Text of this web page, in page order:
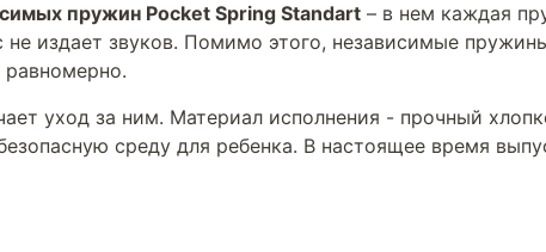
пружин Pocket Spring Standart – в нем каждая
издает звуков. Помимо этого, независимые
равномерно.
уход за ним. Материал исполнения - прочный
среду для ребенка. В настоящее время